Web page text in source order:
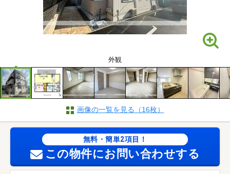
外観
画像の一覧を見る（16枚）
無料・簡単2項目！
この物件にお問い合わせする